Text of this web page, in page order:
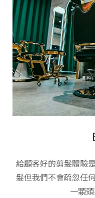
給顧客好的剪髮體驗
髮但我們不會疏忽任
一顆頭